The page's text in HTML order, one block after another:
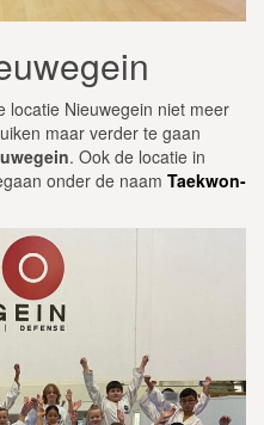
locatie Nieuwegein niet meer
maar verder te gaan
. Ook de locatie in
onder de naam Taekwon-